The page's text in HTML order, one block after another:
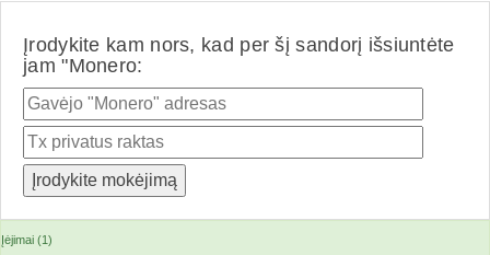
Įrodykite kam nors, kad per šį sandorį išsiuntėte
jam "Monero:
Įėjimai (1)